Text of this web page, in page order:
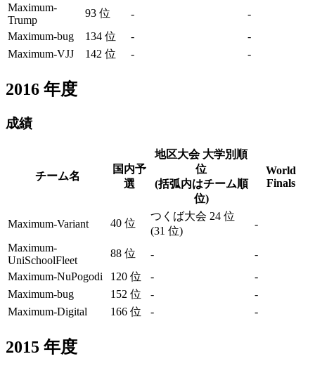
Maximum-
Trump
93 位 -
-
Maximum-bug
134 位 -
-
Maximum-VJJ
142 位 - -
2016 年度
成績
チーム名
国内予
選
地区大会 大学別順
位
(括弧内はチーム順
位)
World
Finals
Maximum-Variant 40 位
つくば大会 24 位
(31 位)
-
Maximum-
UniSchoolFleet
88 位 -
-
Maximum-NuPogodi
120 位 -
-
Maximum-bug
152 位 -
-
Maximum-Digital
166 位 - -
2015 年度